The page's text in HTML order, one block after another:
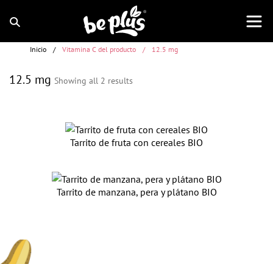
Inicio / Vitamina C del producto / 12.5 mg
12.5 mg Showing all 2 results
Tarrito de fruta con cereales BIO
Tarrito de manzana, pera y plátano BIO